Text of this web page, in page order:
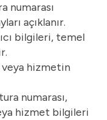
numarası
açıklanır.
bilgileri, temel
veya hizmetin
numarası,
hizmet bilgileri